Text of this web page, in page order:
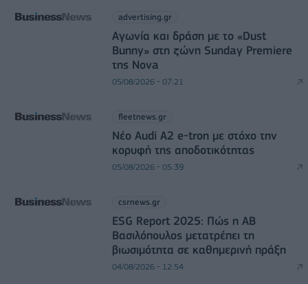
advertising.gr
Αγωνία και δράση με το «Dust
Bunny» στη ζώνη Sunday Premiere
της Nova
05/08/2026 - 07:21
fleetnews.gr
Νέο Audi A2 e-tron με στόχο την
κορυφή της αποδοτικότητας
05/08/2026 - 05:39
csrnews.gr
ESG Report 2025: Πώς η ΑΒ
Βασιλόπουλος μετατρέπει τη
βιωσιμότητα σε καθημερινή πράξη
04/08/2026 - 12:54